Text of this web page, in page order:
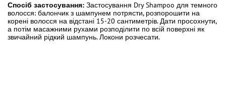
Спосіб застосування: Застосування Dry Shampoo для темного
волосся: балончик з шампунем потрясти, розпорошити на
корені волосся на відстані 15-20 сантиметрів. Дати просохнути,
а потім масажними рухами розподілити по всій поверхні як
звичайний рідкий шампунь. Локони розчесати.